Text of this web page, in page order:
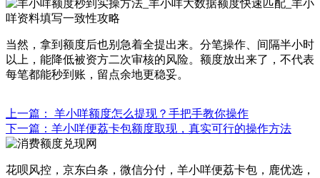
当然，拿到额度后也别急着全提出来。分笔操作、间隔半小时
以上，能降低被资方二次审核的风险。额度放出来了，不代表
每笔都能秒到账，留点余地更稳妥。
上一篇： 羊小咩额度怎么提现？手把手教你操作
下一篇：羊小咩便荔卡包额度取现，真实可行的操作方法
花呗风控，京东白条，微信分付，羊小咩便荔卡包，鹿优选，